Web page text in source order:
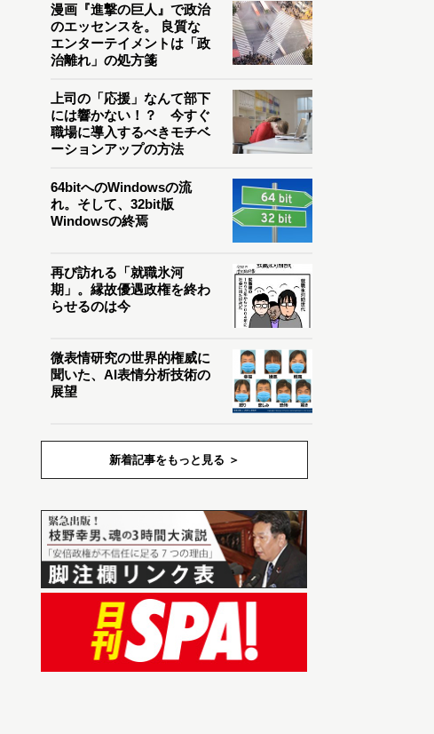
漫画『進撃の巨人』で政治
のエッセンスを。 良質な
エンターテイメントは「政
治離れ」の処方箋
上司の「応援」なんて部下
には響かない！？ 今すぐ
職場に導入するべきモチベ
ーションアップの方法
64bitへのWindowsの流
れ。そして、32bit版
Windowsの終焉
再び訪れる「就職氷河
期」。縁故優遇政権を終わ
らせるのは今
微表情研究の世界的権威に
聞いた、AI表情分析技術の
展望
新着記事をもっと見る